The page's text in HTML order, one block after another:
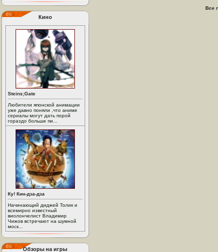
Кино
Steins;Gate
Любители японской анимации
уже давно поняли ,что аниме
сериалы могут дать порой
гораздо больше пи...
Ку! Кин-дза-дза
Начинающий диджей Толик и
всемирно известный
виолончелист Владимир
Чижов встречают на шумной
моск...
Обзоры на игры
Все